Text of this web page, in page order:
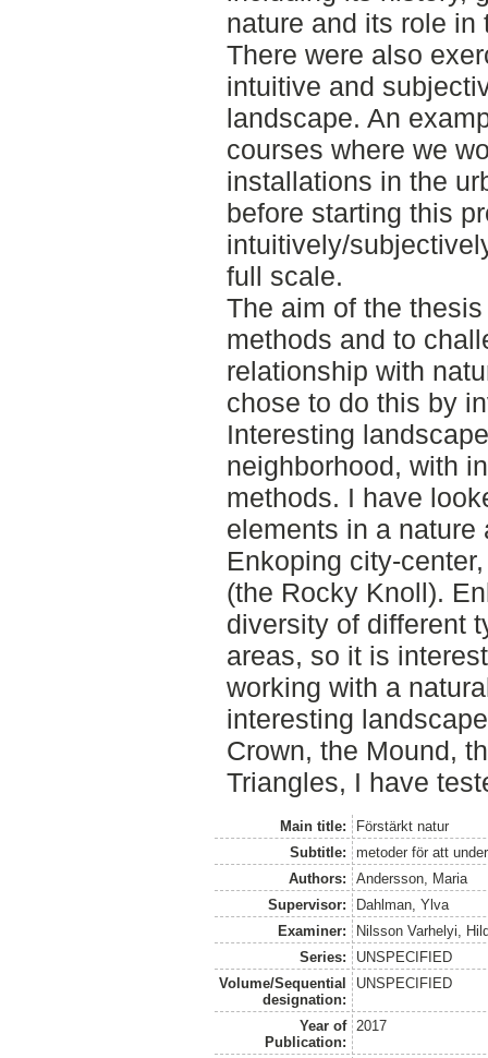
nature and its role
There were also
intuitive and
landscape. An
courses where we
installations in the
before starting this
intuitively/
full scale.
The aim of the
methods and to
relationship with
chose to do this by
Interesting
neighborhood, with
methods. I have
elements in a
Enkoping city-
(the Rocky Knoll).
diversity of different
areas, so it is
working with a
interesting
Crown, the Mound,
Triangles, I have
Main title:
Förstärkt natur
Subtitle:
metoder för att
Authors:
Andersson, Maria
Supervisor:
Dahlman, Ylva
Examiner:
Nilsson Varhelyi,
Series:
UNSPECIFIED
Volume/Sequential
designation:
UNSPECIFIED
Year of
Publication:
2017